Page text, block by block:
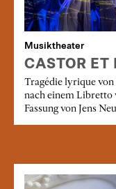
Musiktheater
CASTOR ET
Tragédie lyrique
nach einem Libretto
Fassung von Jens